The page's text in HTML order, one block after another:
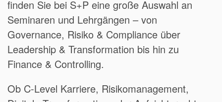
finden Sie bei S+P eine große Auswahl an
Seminaren und Lehrgängen – von
Governance, Risiko & Compliance über
Leadership & Transformation bis hin zu
Finance & Controlling.
Ob C-Level Karriere, Risikomanagement,